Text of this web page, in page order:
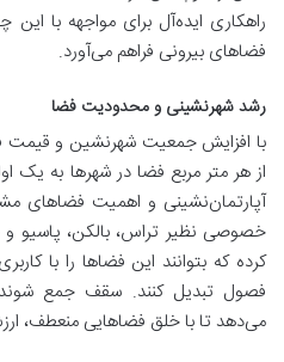
راهکاری ایده‌آل برای مواجهه با
فضاهای بیرونی فراهم می‌آورد.
رشد شهرنشینی و محدودیت فضا
با افزایش جمعیت شهرنشین و قیمت
از هر متر مربع فضا در شهرها به
آپارتمان‌نشینی و اهمیت فضاهای
خصوصی نظیر تراس، بالکن، پاسیو و
کرده که بتوانند این فضاها را با
فصول تبدیل کنند. سقف جمع
می‌دهد تا با خلق فضاهایی منعطف،